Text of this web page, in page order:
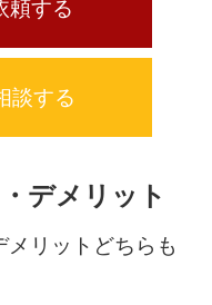
頼する
談する
デメリット
リットどちらも